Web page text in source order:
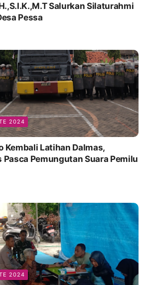
Salurkan Silaturahmi
Pessa
2024
Kembali Latihan Dalmas,
Pemungutan Suara Pemilu
2024